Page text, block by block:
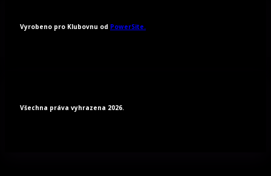
Vyrobeno pro Klubovnu od PowerSite.
Všechna práva vyhrazena 2026.